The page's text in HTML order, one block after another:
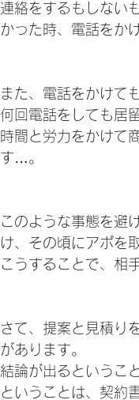
連絡をするもしない
かった時、電話をか
また、電話をかけて
何回電話をしても居
時間と労力をかけて
す…。
このような事態を避
け、その頃にアポを
こうすることで、相
さて、提案と見積り
があります。
結論が出るというこ
ということは、契約